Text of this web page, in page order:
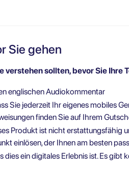
Sie gehen
verstehen sollten, bevor Sie Ihre
englischen Audiokommentar
Sie jederzeit Ihr eigenes mobiles
finden Sie auf Ihrem
Produkt ist nicht erstattungsfähig
einlösen, der Ihnen am besten
dies ein digitales Erlebnis ist. Es gibt